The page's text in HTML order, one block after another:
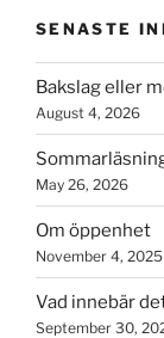
SENASTE
Bakslag eller
August 4, 2026
May 26, 2026
Om öppenhet
November 4, 2025
Vad innebär
September 30,